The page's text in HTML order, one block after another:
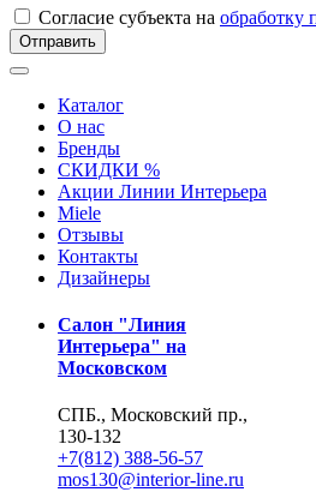
Согласие субъекта на обработку
Отправить
Каталог
О нас
Бренды
СКИДКИ %
Акции Линии Интерьера
Miele
Отзывы
Контакты
Дизайнеры
Салон "Линия
Интерьера" на
Московском
СПБ., Московский пр.,
130-132
+7(812) 388-56-57
mos130@interior-line.ru